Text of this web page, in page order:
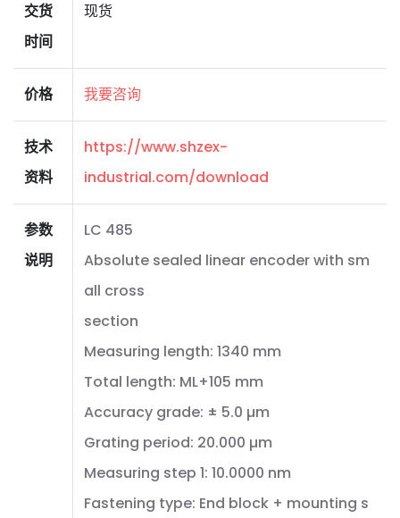
交货
时间
现货
价格 我要咨询
技术
资料
https://www.shzex-
industrial.com/download
参数
说明
LC 485
Absolute sealed linear encoder with sm
all cross
section
Measuring length: 1340 mm
Total length: ML+105 mm
Accuracy grade: ± 5.0 µm
Grating period: 20.000 µm
Measuring step 1: 10.0000 nm
Fastening type: End block + mounting s